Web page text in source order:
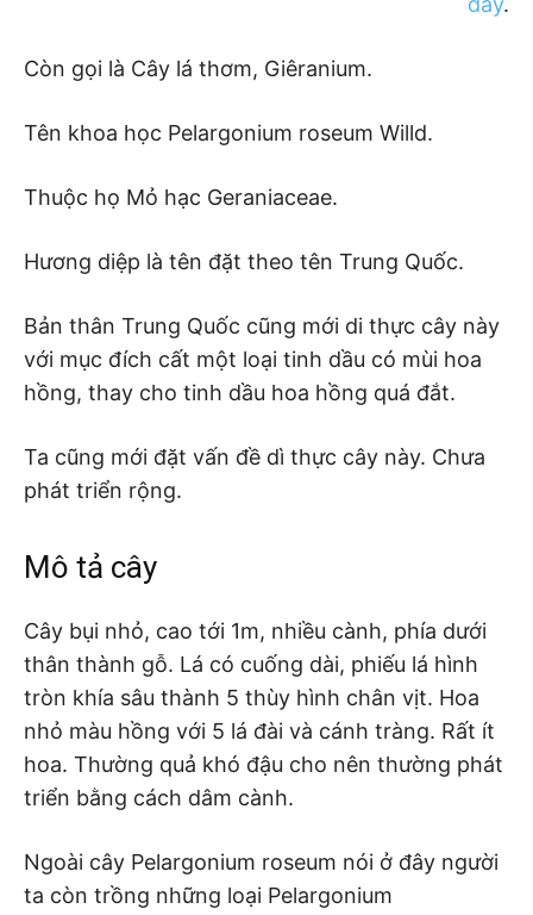
Còn gọi là Cây lá thơm, Giêranium.
Tên khoa học Pelargonium roseum Willd.
Thuộc họ Mỏ hạc Geraniaceae.
Hương diệp là tên đặt theo tên Trung Quốc.
Bản thân Trung Quốc cũng mới di thực cây này
với mục đích cất một loại tinh dầu có mùi hoa
hồng, thay cho tinh dầu hoa hồng quá đắt.
Ta cũng mới đặt vấn đề dì thực cây này. Chưa
phát triển rộng.
Mô tả cây
Cây bụi nhỏ, cao tới 1m, nhiều cành, phía dưới
thân thành gỗ. Lá có cuống dài, phiếu lá hình
tròn khía sâu thành 5 thùy hình chân vịt. Hoa
nhỏ màu hồng với 5 lá đài và cánh tràng. Rất ít
hoa. Thường quả khó đậu cho nên thường phát
triển bằng cách dâm cành.
Ngoài cây Pelargonium roseum nói ở đây người
ta còn trồng những loại Pelargonium